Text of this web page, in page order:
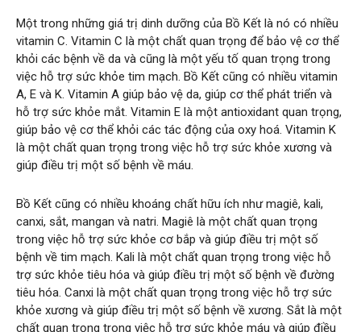
Một trong những giá trị dinh dưỡng của Bồ Kết là nó có nhiều
vitamin C. Vitamin C là một chất quan trọng để bảo vệ cơ thể
khỏi các bệnh về da và cũng là một yếu tố quan trọng trong
việc hỗ trợ sức khỏe tim mạch. Bồ Kết cũng có nhiều vitamin
A, E và K. Vitamin A giúp bảo vệ da, giúp cơ thể phát triển và
hỗ trợ sức khỏe mắt. Vitamin E là một antioxidant quan trọng,
giúp bảo vệ cơ thể khỏi các tác động của oxy hoá. Vitamin K
là một chất quan trọng trong việc hỗ trợ sức khỏe xương và
giúp điều trị một số bệnh về máu.
Bồ Kết cũng có nhiều khoáng chất hữu ích như magiê, kali,
canxi, sắt, mangan và natri. Magiê là một chất quan trọng
trong việc hỗ trợ sức khỏe cơ bắp và giúp điều trị một số
bệnh về tim mạch. Kali là một chất quan trọng trong việc hỗ
trợ sức khỏe tiêu hóa và giúp điều trị một số bệnh về đường
tiêu hóa. Canxi là một chất quan trọng trong việc hỗ trợ sức
khỏe xương và giúp điều trị một số bệnh về xương. Sắt là một
chất quan trọng trong việc hỗ trợ sức khỏe máu và giúp điều